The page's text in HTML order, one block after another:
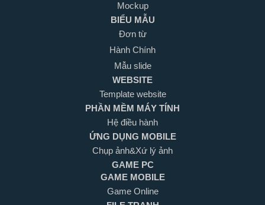
Mockup
BIỂU MẪU
Đơn từ
Hành Chính
Mẫu slide
WEBSITE
Template website
PHẦN MỀM MÁY TÍNH
Hệ điều hành
ỨNG DỤNG MOBILE
Chụp ảnh&Xứ lý ảnh
GAME PC
GAME MOBILE
Game Online